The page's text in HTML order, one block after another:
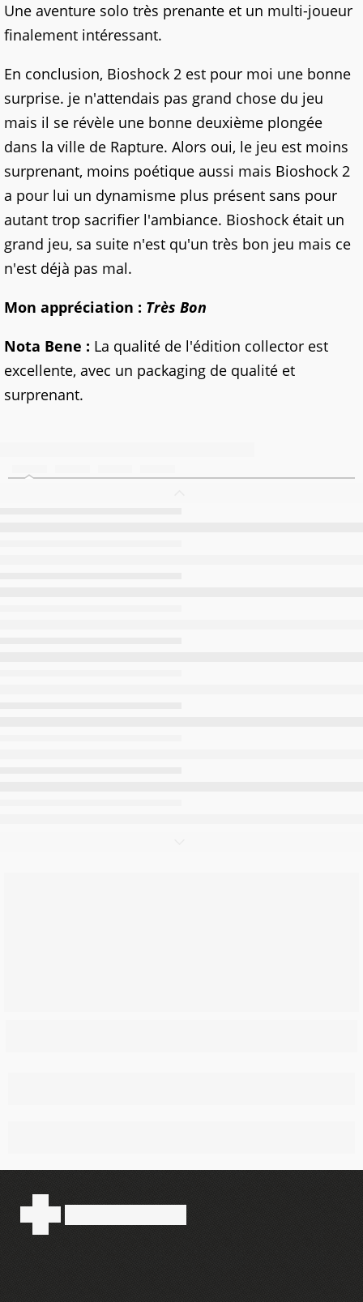
Une aventure solo très prenante et un multi-joueur
finalement intéressant.
En conclusion, Bioshock 2 est pour moi une bonne
surprise. je n'attendais pas grand chose du jeu
mais il se révèle une bonne deuxième plongée
dans la ville de Rapture. Alors oui, le jeu est moins
surprenant, moins poétique aussi mais Bioshock 2
a pour lui un dynamisme plus présent sans pour
autant trop sacrifier l'ambiance. Bioshock était un
grand jeu, sa suite n'est qu'un très bon jeu mais ce
n'est déjà pas mal.
Mon appréciation : Très Bon
Nota Bene : La qualité de l'édition collector est
excellente, avec un packaging de qualité et
surprenant.